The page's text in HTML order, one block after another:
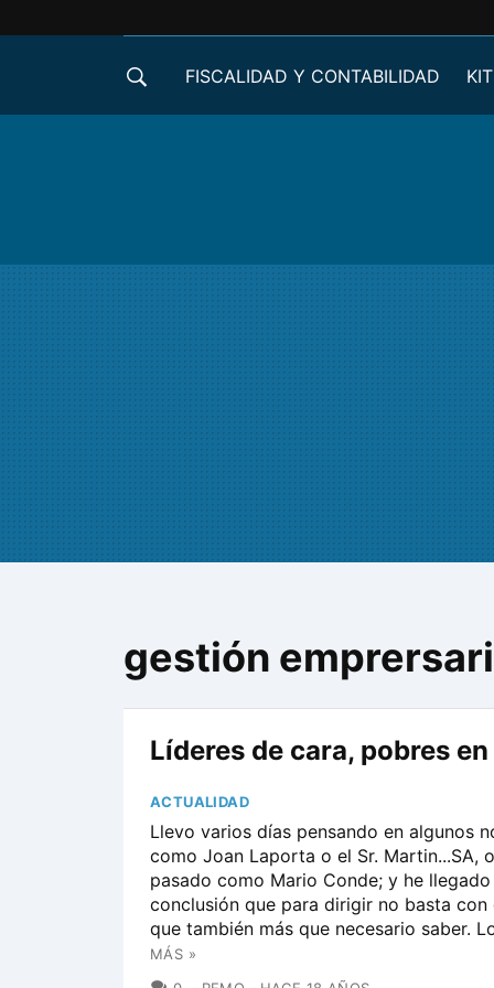
FISCALIDAD Y CONTABILIDAD
gestión
Líderes de cara, pobres
ACTUALIDAD
Llevo varios días pensando en algunos
como Joan Laporta o el Sr. Martin...SA,
pasado como Mario Conde; y he llegado
conclusión que para dirigir no basta con
que también más que necesario saber.
MÁS »